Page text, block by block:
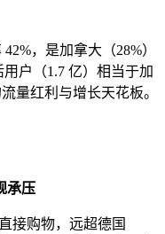
，是加拿大（28%）
用户（1.7 亿）相当于加
量红利与增长天花板。
承压
接购物，远超德国